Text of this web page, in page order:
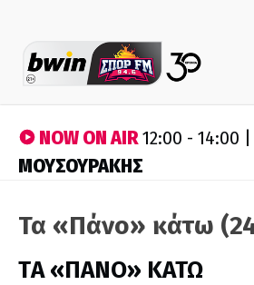
NOW ON AIR12:00 - 14:00 |
ΜΟΥΣΟΥΡΑΚΗΣ
Τα «Πάνο» κάτω
ΤA «ΠΑΝΟ» ΚΑΤΩ